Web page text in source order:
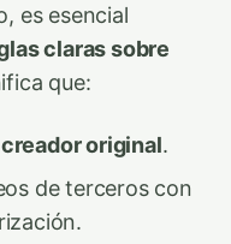
es esencial
claras sobre
que:
creador original.
de terceros con